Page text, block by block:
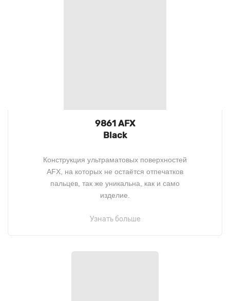
9861 AFX
Black
Конструкция ультраматовых поверхностей
AFX, на которых не остаётся отпечатков
пальцев, так же уникальна, как и само
изделие.
Узнать больше